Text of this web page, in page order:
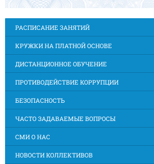
РАСПИСАНИЕ ЗАНЯТИЙ
КРУЖКИ НА ПЛАТНОЙ ОСНОВЕ
ДИСТАНЦИОННОЕ ОБУЧЕНИЕ
ПРОТИВОДЕЙСТВИЕ КОРРУПЦИИ
БЕЗОПАСНОСТЬ
ЧАСТО ЗАДАВАЕМЫЕ ВОПРОСЫ
СМИ О НАС
НОВОСТИ КОЛЛЕКТИВОВ